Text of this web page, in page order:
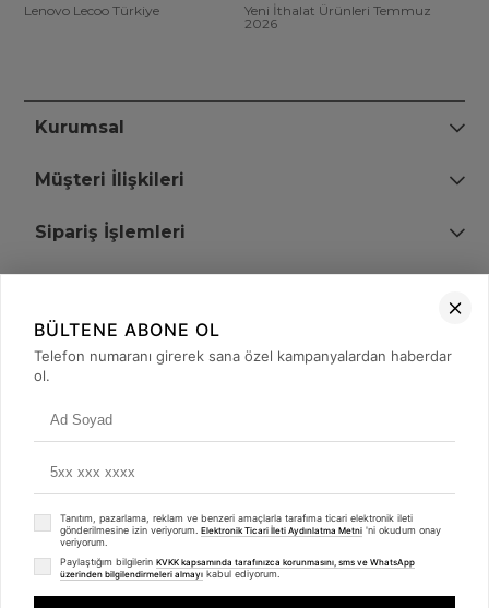
Lenovo Lecoo Türkiye
Yeni İthalat Ürünleri Temmuz
2026
Kurumsal
Müşteri İlişkileri
Sipariş İşlemleri
+90 (850) 473 08 08
© 2008 - 2026merterelektronik.com
Whatsapp
BÜLTENE ABONE OL
Telefon numaranı girerek sana özel kampanyalardan haberdar
ol.
Tanıtım, pazarlama, reklam ve benzeri amaçlarla tarafıma ticari elektronik ileti
gönderilmesine izin veriyorum. Elektronik Ticari İleti Aydınlatma Metni 'ni okudum onay
veriyorum.
Paylaştığım bilgilerin KVKK kapsamında tarafınızca korunmasını, sms ve WhatsApp
üzerinden bilgilendirmeleri almayı kabul ediyorum.